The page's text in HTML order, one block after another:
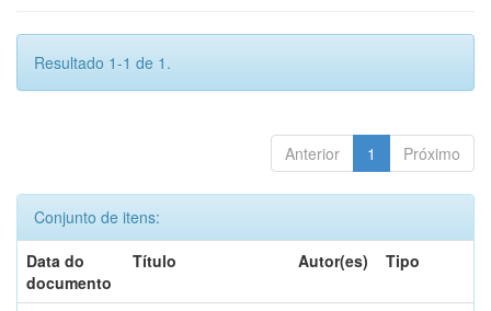
Resultado 1-1 de 1.
Anterior 1 Próximo
Conjunto de itens:
Data do
documento
Título Autor(es) Tipo